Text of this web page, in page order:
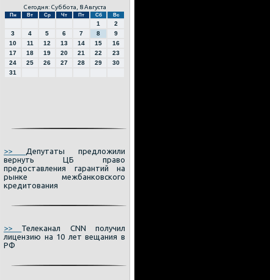
Сегодня: Суббота, 8 Августа
Пн Вт Ср Чт Пт Сб Вс
1
2
3
4 5 6 7 8
9
10
11 12 13 14 15
16
17
18 19 20 21 22
23
24
25 26 27 28 29
30
31
>>
Депутаты предложили
вернуть ЦБ право
предоставления гарантий на
рынке межбанковского
кредитования
>> Телеканал CNN получил
лицензию на 10 лет вещания в
РФ